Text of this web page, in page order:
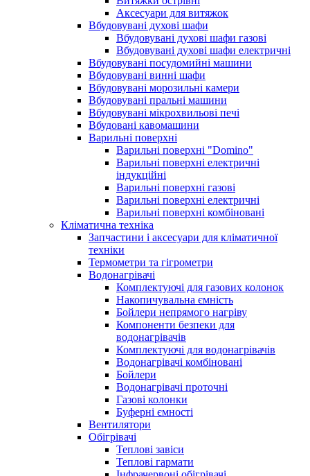
Аксесуари для витяжок
Вбудовувані духові шафи
Вбудовувані духові шафи газові
Вбудовувані духові шафи електричні
Вбудовувані посудомийні машини
Вбудовувані винні шафи
Вбудовувані морозильні камери
Вбудовувані пральні машини
Вбудовувані мікрохвильові печі
Вбудовані кавомашини
Варильні поверхні
Варильні поверхні "Domino"
Варильні поверхні електричні
індукційні
Варильні поверхні газові
Варильні поверхні електричні
Варильні поверхні комбіновані
Кліматична техніка
Запчастини і аксесуари для кліматичної
техніки
Термометри та гігрометри
Водонагрівачі
Комплектуючі для газових колонок
Накопичувальна ємність
Бойлери непрямого нагріву
Компоненти безпеки для
водонагрівачів
Комплектуючі для водонагрівачів
Водонагрівачі комбіновані
Бойлери
Водонагрівачі проточні
Газові колонки
Буферні ємності
Вентилятори
Обігрівачі
Теплові завіси
Теплові гармати